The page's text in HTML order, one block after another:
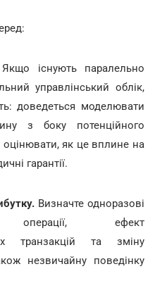
існують паралельно
управлінський облік,
доведеться моделювати
з боку потенційного
як це вплине на
гарантії.
Визначте одноразові
ефект
транзакцій та зміну
незвичайну поведінку